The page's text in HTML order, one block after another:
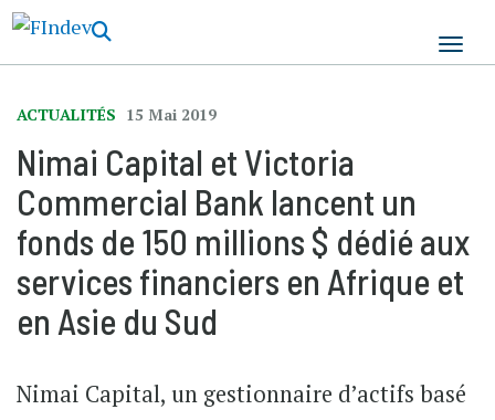
ACTUALITÉS 15 Mai 2019
Nimai Capital et Victoria
Commercial Bank lancent un
fonds de 150 millions $ dédié aux
services financiers en Afrique et
en Asie du Sud
Nimai Capital, un gestionnaire d’actifs basé